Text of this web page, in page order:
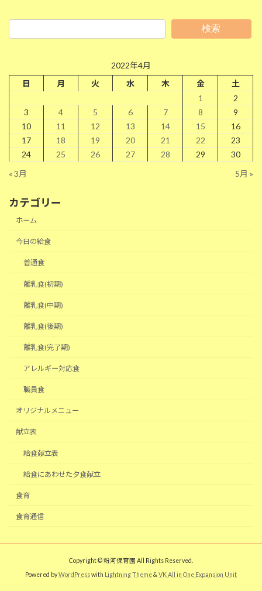
検索
2022年4月
日
月 火 水 木 金
土
1
2
3
4 5 6 7 8
9
10
11 12 13 14 15
16
17
18 19 20 21 22
23
24
25 26 27 28 29
30
« 3月
5月 »
カテゴリー
ホーム
今日の給食
普通食
離乳食(初期)
離乳食(中期)
離乳食(後期)
離乳食(完了期)
アレルギー対応食
職員食
オリジナルメニュー
献立表
給食献立表
給食にあわせた夕食献立
食育
食育通信
Copyright © 粉河保育園 All Rights Reserved.
Powered byWordPresswith Lightning Theme&VK All in One Expansion Unit